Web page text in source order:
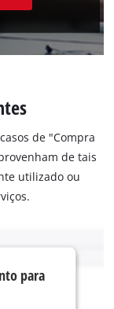
de "Compra
de tais
utilizado ou
para